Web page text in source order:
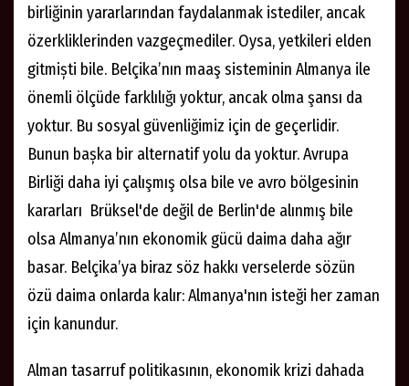
birliğinin yararlarından faydalanmak istediler, ancak
özerkliklerinden vazgeçmediler. Oysa, yetkileri elden
gitmiști bile. Belçika’nın maaş sisteminin Almanya ile
önemli ölçüde farklılığı yoktur, ancak olma şansı da
yoktur. Bu sosyal güvenliğimiz için de geçerlidir.
Bunun bașka bir alternatif yolu da yoktur. Avrupa
Birliği daha iyi çalışmış olsa bile ve avro bölgesinin
kararları Brüksel'de değil de Berlin'de alınmış bile
olsa Almanya’nın ekonomik gücü daima daha ağır
basar. Belçika’ya biraz söz hakkı verselerde sözün
özü daima onlarda kalır: Almanya'nın isteği her zaman
için kanundur.
Alman tasarruf politikasının, ekonomik krizi dahada